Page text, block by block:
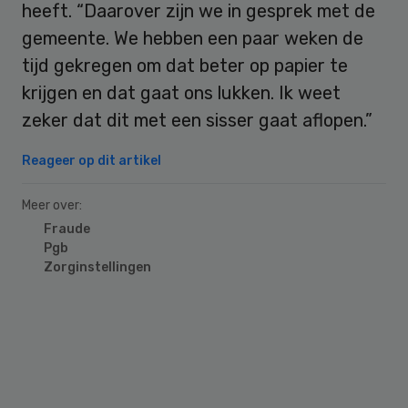
heeft. “Daarover zijn we in gesprek met de
gemeente. We hebben een paar weken de
tijd gekregen om dat beter op papier te
krijgen en dat gaat ons lukken. Ik weet
zeker dat dit met een sisser gaat aflopen.”
Reageer op dit artikel
Meer over:
Fraude
Pgb
Zorginstellingen